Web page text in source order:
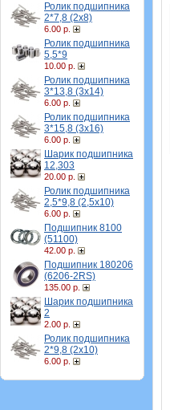
Ролик подшипника
2*7,8 (2х8)
6.00 р.
Ролик подшипника
5,5*9
10.00 р.
Ролик подшипника
3*13,8 (3х14)
6.00 р.
Ролик подшипника
3*15,8 (3х16)
6.00 р.
Шарик подшипника
12,303
20.00 р.
Ролик подшипника
2,5*9,8 (2,5х10)
6.00 р.
Подшипник 8100
(51100)
42.00 р.
Подшипник 180206
(6206-2RS)
135.00 р.
Шарик подшипника
2
2.00 р.
Ролик подшипника
2*9,8 (2х10)
6.00 р.